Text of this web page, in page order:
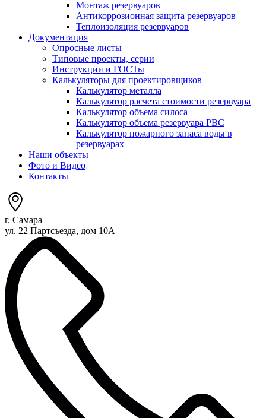
Монтаж резервуаров
Антикоррозионная защита резервуаров
Теплоизоляция резервуаров
Документация
Опросные листы
Типовые проекты, серии
Инструкции и ГОСТы
Калькуляторы для проектировщиков
Калькулятор металла
Калькулятор расчета стоимости резервуара
Калькулятор объема силоса
Калькулятор объема резервуара РВС
Калькулятор пожарного запаса воды в
резервуарах
Наши объекты
Фото и Видео
Контакты
г. Самара
ул. 22 Партсъезда, дом 10А